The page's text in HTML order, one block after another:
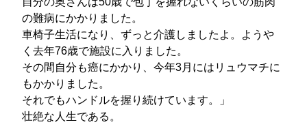
の難病にかかりました。
車椅子生活になり、ずっと介護しましたよ。ようや
く去年76歳で施設に入りました。
その間自分も癌にかかり、今年3月にはリュウマチに
もかかりました。
それでもハンドルを握り続けています。」
壮絶な人生である。